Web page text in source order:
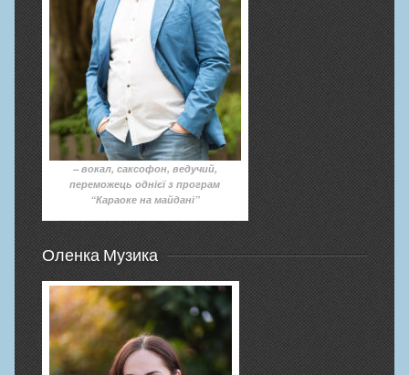
– вокал, саксофон, ведучий,
переможець однієї з програм
“Караоке на майдані”
Оленка Музика